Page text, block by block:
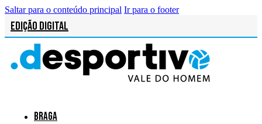
Saltar para o conteúdo principal Ir para o footer
Edição Digital
Braga